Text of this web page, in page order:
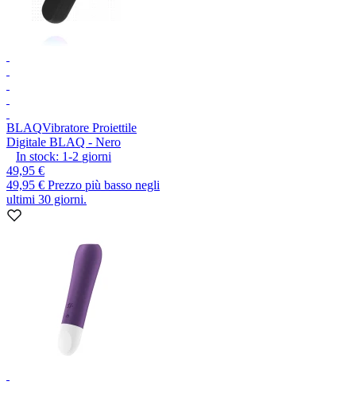
BLAQVibratore Proiettile
Digitale BLAQ - Nero
In stock: 1-2 giorni
49,95 €
49,95 € Prezzo più basso negli
ultimi 30 giorni.